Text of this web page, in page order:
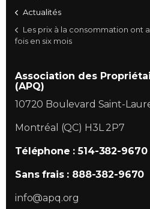
Actualités
Les prix à la consommation ont
fois en six mois
Association des
(APQ)
10720 Boulevard Saint-
Montréal (QC) H3L 2P7
Téléphone : 514-382-9670
Sans frais : 888-382-9670
info@apq.org